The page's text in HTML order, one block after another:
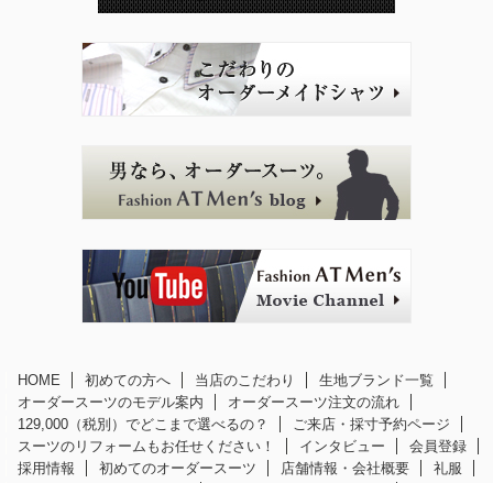
HOME 初めての方へ 当店のこだわり
生地ブランド一覧
オーダースーツのモデル案内
オーダースーツ注文の流れ
129,000（税別）でどこまで選べるの？
ご来店・採寸予約ページ
スーツのリフォームもお任せください！
インタビュー
会員登録
採用情報
初めてのオーダースーツ 店舗情報・会社概要
礼服